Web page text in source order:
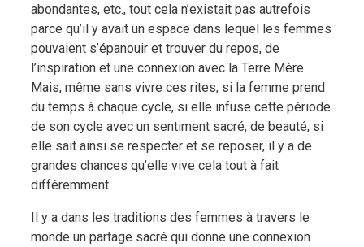
abondantes, etc., tout cela n’existait pas autrefois
parce qu’il y avait un espace dans lequel les femmes
pouvaient s’épanouir et trouver du repos, de
l’inspiration et une connexion avec la Terre Mère.
Mais, même sans vivre ces rites, si la femme prend
du temps à chaque cycle, si elle infuse cette période
de son cycle avec un sentiment sacré, de beauté, si
elle sait ainsi se respecter et se reposer, il y a de
grandes chances qu’elle vive cela tout à fait
différemment.
Il y a dans les traditions des femmes à travers le
monde un partage sacré qui donne une connexion